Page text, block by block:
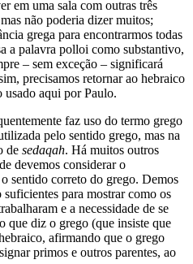
em uma sala com outras três
não poderia dizer muitos;
grega para encontrarmos todas
a palavra polloi como substantivo,
– sem exceção – significará
precisamos retornar ao hebraico
usado aqui por Paulo.
faz uso do termo grego
pelo sentido grego, mas na
de sedaqah. Há muitos outros
devemos considerar o
sentido correto do grego. Demos
suficientes para mostrar como os
e a necessidade de se
que diz o grego (que insiste que
afirmando que o grego
primos e outros parentes, ao